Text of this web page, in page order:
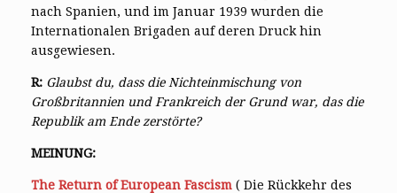
nach Spanien, und im Januar 1939 wurden die
Internationalen Brigaden auf deren Druck hin
ausgewiesen.
R: Glaubst du, dass die Nichteinmischung von
Großbritannien und Frankreich der Grund war, das die
Republik am Ende zerstörte?
MEINUNG:
The Return of European Fascism ( Die Rückkehr des